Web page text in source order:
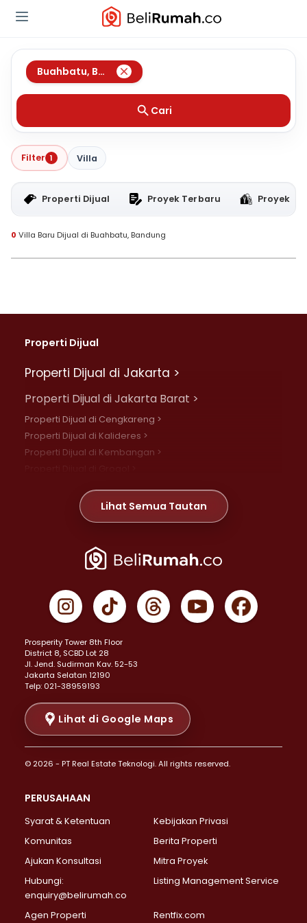
Buahbatu, Bandung
Cari
Filter 1 Villa
Properti Dijual Proyek Terbaru Proyek
0 Villa Baru Dijual di Buahbatu, Bandung
Properti Dijual
Properti Dijual di Jakarta >
Properti Dijual di Jakarta Barat >
Properti Dijual di Cengkareng >
Properti Dijual di Kalideres >
Properti Dijual di Kembangan >
Properti Dijual di Meruya >
Properti Dijual di Jelambar >
Properti Dijual di Jakarta Pusat >
Properti Dijual di Gambir >
Properti Dijual di Johar Baru >
Properti Dijual di Menteng >
Properti Dijual di Senen >
Properti Dijual di Tanah Abang >
Properti Dijual di Cikini >
Properti Dijual di Kramat >
Properti Dijual di Pasar Baru >
Properti Dijual di Bendungan Hilir >
Properti Dijual di Jakarta Selatan >
Properti Dijual di Lebak Bulus >
Properti Dijual di Gandaria Selatan >
Properti Dijual di Pondok Labu >
Properti Dijual di Lenteng Agung >
Properti Dijual di Senayan >
Properti Dijual di Pondok Pinang >
Lihat Semua Tautan
Prosperity Tower 8th Floor
District 8, SCBD Lot 28
JI. Jend. Sudirman Kav. 52-53
Jakarta Selatan 12190
Telp: 021-38959193
Lihat di Google Maps
© 2026 - PT Real Estate Teknologi. All rights reserved.
PERUSAHAAN
Syarat & Ketentuan
Kebijakan Privasi
Komunitas
Berita Properti
Ajukan Konsultasi
Mitra Proyek
Hubungi:
enquiry@belirumah.co
Listing Management Service
Agen Properti Rentfix.com